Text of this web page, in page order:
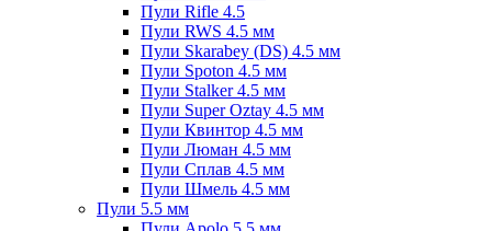
Пули Rifle 4.5
Пули RWS 4.5 мм
Пули Skarabey (DS) 4.5 мм
Пули Spoton 4.5 мм
Пули Stalker 4.5 мм
Пули Super Oztay 4.5 мм
Пули Квинтор 4.5 мм
Пули Люман 4.5 мм
Пули Сплав 4.5 мм
Пули Шмель 4.5 мм
Пули 5.5 мм